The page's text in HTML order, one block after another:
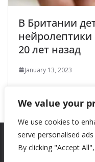
We value your
We use cookies to
serve personalised
By clicking "Accept
В Британии
20 лет назад
January 13, 2023